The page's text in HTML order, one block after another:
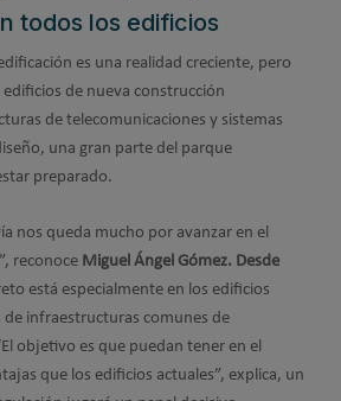
todos los edificios
es una realidad creciente, pero
de nueva construcción
de telecomunicaciones y sistemas
una gran parte del parque
preparado.
nos queda mucho por avanzar en el
reconoce Miguel Ángel Gómez. Desde
está especialmente en los edificios
de infraestructuras comunes de
objetivo es que puedan tener en el
que los edificios actuales”, explica, un